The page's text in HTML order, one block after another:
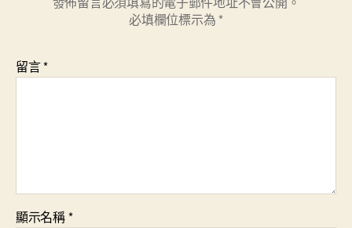
必填欄位標示為 *
留言*
顯示名稱*